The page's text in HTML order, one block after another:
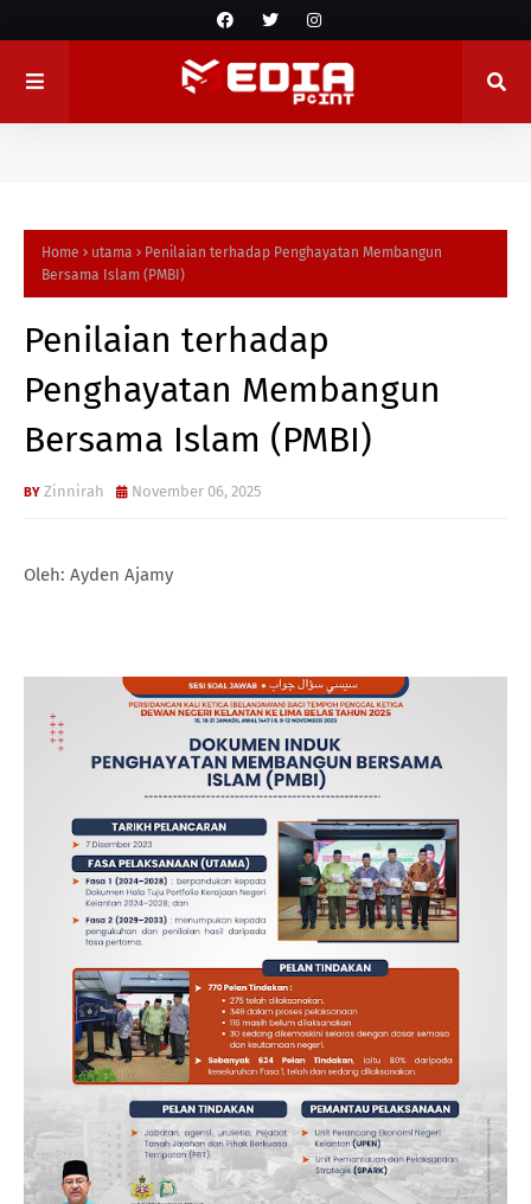
Home utama
Penilaian terhadap Penghayatan Membangun
Bersama Islam (PMBI)
Penilaian terhadap
Penghayatan Membangun
Bersama Islam (PMBI)
Zinnirah November 06, 2025
Oleh: Ayden Ajamy